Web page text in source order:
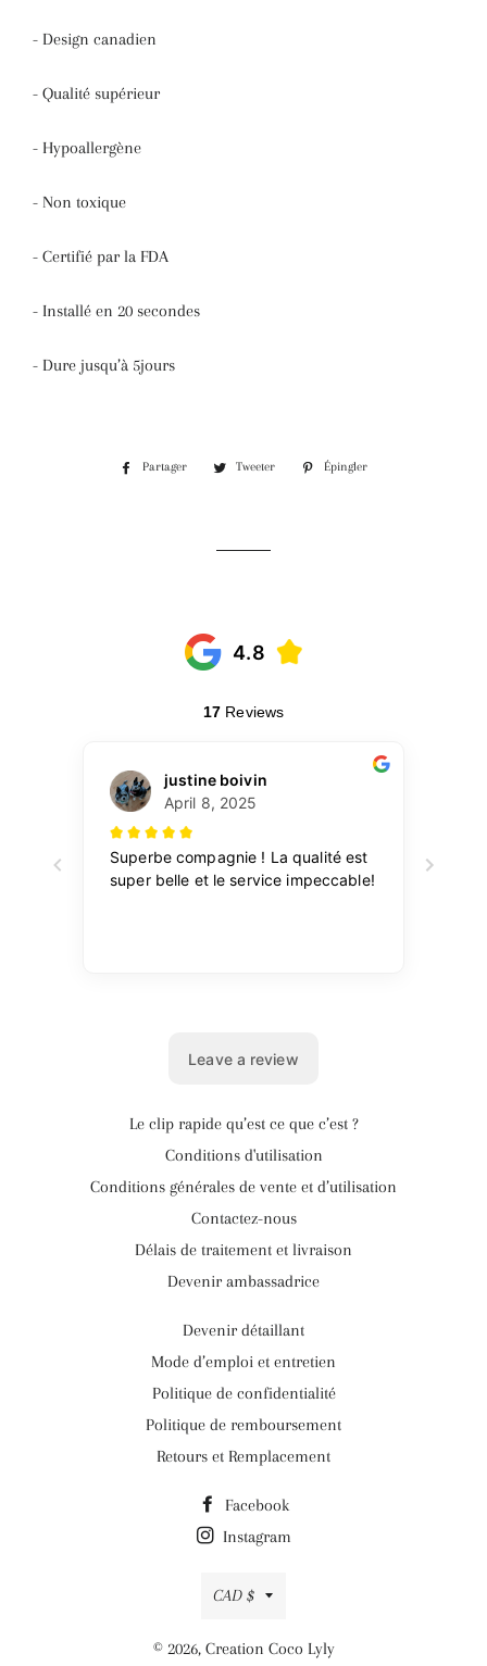
- Design canadien
- Qualité supérieur
- Hypoallergène
- Non toxique
- Certifié par la FDA
- Installé en 20 secondes
- Dure jusqu’à 5jours
Partager
PartagerTweeter
Tweeter Épingler
Le clip rapide qu’est ce que c’est ?
Conditions d'utilisation
Conditions générales de vente et d’utilisation
Contactez-nous
Délais de traitement et livraison
Devenir ambassadrice
Devenir détaillant
Mode d’emploi et entretien
Politique de confidentialité
Politique de remboursement
Retours et Remplacement
Facebook
Instagram
Devise
CAD $
© 2026, Creation Coco Lyly